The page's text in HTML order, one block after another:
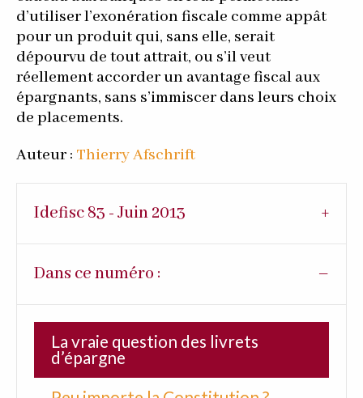
d’utiliser l’exonération fiscale comme appât
pour un produit qui, sans elle, serait
dépourvu de tout attrait, ou s’il veut
réellement accorder un avantage fiscal aux
épargnants, sans s’immiscer dans leurs choix
de placements.
Auteur : Thierry Afschrift
Idefisc 83 - Juin 2013
Dans ce numéro :
La vraie question des livrets
d’épargne